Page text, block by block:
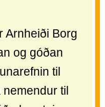
Arnheiði Borg
og góðan
til
til